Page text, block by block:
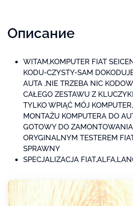
Описание
WITAM,KOMPUTER FIAT
KODU-CZYSTY-SAM
AUTA ,NIE TRZEBA NIC
CAŁEGO ZESTAWU Z
TYLKO WPIĄĆ MÓJ
MONTAŻU KOMPUTERA DO
GOTOWY DO
ORYGINALNYM TESTEREM
SPRAWNY
SPECJALIZACJA